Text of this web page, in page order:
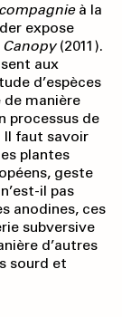
à la
expose
Canopy(2011).
aux
d’espèces
manière
processus de
Il faut savoir
plantes
geste
il pas
anodines, ces
subversive
d’autres
sourd et